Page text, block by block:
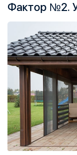
Фактор №2.